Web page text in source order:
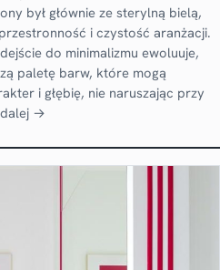
był głównie ze sterylną bielą,
i czystość aranżacji.
do minimalizmu ewoluuje,
paletę barw, które mogą
i głębię, nie naruszając przy
→